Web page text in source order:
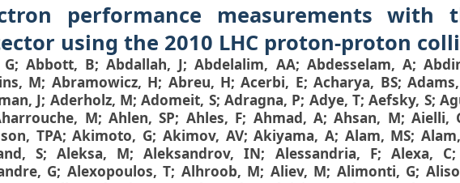
performance measurements with
using the 2010 LHC proton-proton
;Abbott, B;Abdallah, J;Abdelalim, AA; Abdesselam, A;
M; Abramowicz, H; Abreu, H;Acerbi, E;Acharya, BS;
J; Aderholz, M;Adomeit, S;Adragna, P; Adye, T;Aefsky, S;
M;Ahlen, SP; Ahles, F; Ahmad, A;Ahsan, M; Aielli,
TPA;Akimoto, G; Akimov, AV;Akiyama, A; Alam, MS;
S;Aleksa, M;Aleksandrov, IN; Alessandria, F; Alexa, C;
G; Alexopoulos, T; Alhroob, M; Aliev, M; Alimonti, G;